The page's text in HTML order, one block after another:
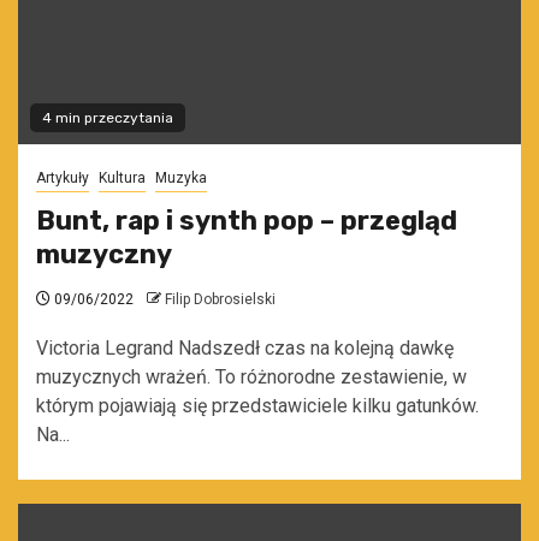
4 min przeczytania
Artykuły Kultura Muzyka
Bunt, rap i synth pop – przegląd
muzyczny
09/06/2022 Filip Dobrosielski
Victoria Legrand Nadszedł czas na kolejną dawkę
muzycznych wrażeń. To różnorodne zestawienie, w
którym pojawiają się przedstawiciele kilku gatunków.
Na...